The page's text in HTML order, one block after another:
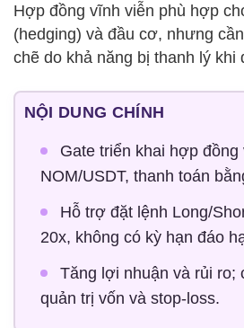
Hợp đồng vĩnh viễn phù hợp
(hedging) và đầu cơ, nhưng
chẽ do khả năng bị thanh lý khi
NỘI DUNG CHÍNH
Gate triển khai hợp đồng
NOM/USDT, thanh toán
Hỗ trợ đặt lệnh Long/
20x, không có kỳ hạn đáo
Tăng lợi nhuận và rủi ro;
quản trị vốn và stop-loss.